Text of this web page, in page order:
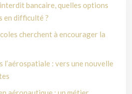
bancaire, quelles options
en difficulté ?
cherchent à encourager la
l’aérospatiale : vers une nouvelle